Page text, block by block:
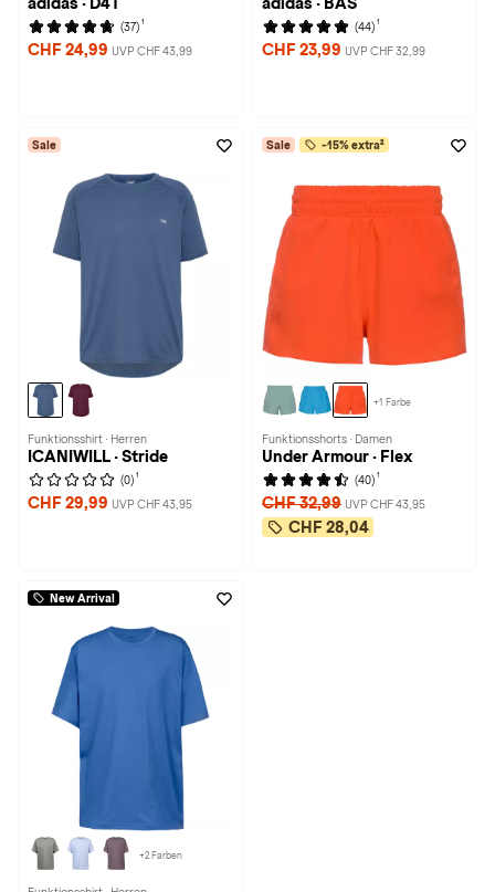
(37) 1
CHF 24,99 UVP CHF 43,99
(44) 1
CHF 23,99 UVP CHF 32,99
Sale
Funktionsshirt · Herren
ICANIWILL · Stride
(0) 1
CHF 29,99 UVP CHF 43,95
Sale -15% extra²
+1 Farbe
Funktionsshorts · Damen
Under Armour · Flex
(40) 1
CHF 32,99 UVP CHF 43,95
CHF 28,04
New Arrival
+2 Farben